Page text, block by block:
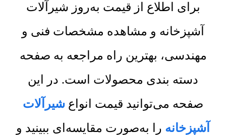
برای اطلاع از قیمت به‌روز شیرآلات
آشپزخانه و مشاهده مشخصات فنی و
مهندسی، بهترین راه مراجعه به صفحه
دسته بندی محصولات است. در این
صفحه می‌توانید قیمت انواع شیرآلات
آشپزخانه را به‌صورت مقایسه‌ای ببینید و